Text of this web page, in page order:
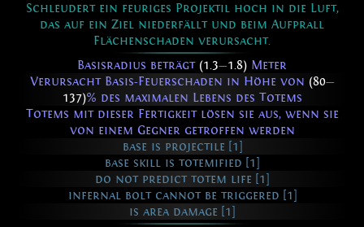
Schleudert ein feuriges Projektil hoch in die Luft,
das auf ein Ziel niederfällt und beim Aufprall
Flächenschaden verursacht.
Basisradius beträgt (1.3—1.8) Meter
Verursacht Basis-Feuerschaden in Höhe von (80—
137)% des maximalen Lebens des Totems
Totems mit dieser Fertigkeit lösen sie aus, wenn sie
von einem Gegner getroffen werden
base is projectile [1]
base skill is totemified [1]
do not predict totem life [1]
infernal bolt cannot be triggered [1]
is area damage [1]